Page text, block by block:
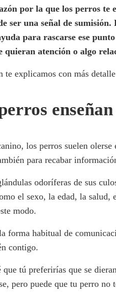
por la que los perros te
ser una señal de
para rascarse ese
quieran atención o algo
te explicamos con más
los perros suelen
para recabar
odoríferas de sus
el sexo, la edad, la salud,
modo.
forma habitual de
contigo.
que tú preferirías que se
pero puede que tu perro